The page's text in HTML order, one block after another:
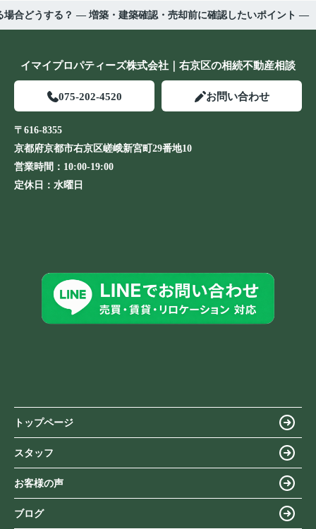
場合どうする？ ― 増築・建築確認・売却前に確認したいポイント ―
イマイプロパティーズ株式会社｜右京区の相続不動産相談
075-202-4520 お問い合わせ
〒616-8355
京都府京都市右京区嵯峨新宮町29番地10
営業時間： 10:00-19:00
定休日： 水曜日
トップページ
スタッフ
お客様の声
ブログ